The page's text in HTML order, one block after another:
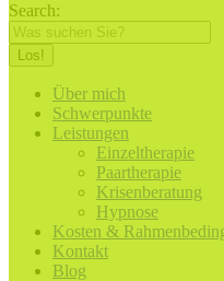
Search:
Über mich
Schwerpunkte
Leistungen
Einzeltherapie
Paartherapie
Krisenberatung
Hypnose
Kosten &
Kontakt
Blog